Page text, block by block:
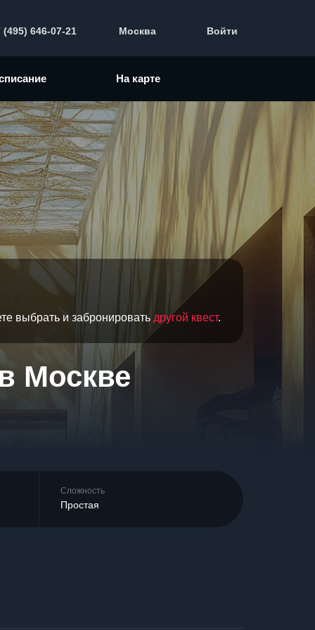
(495) 646-07-21 Москва Войти
На карте
выбрать и забронировать другой квест.
Москве
Сложность
Простая